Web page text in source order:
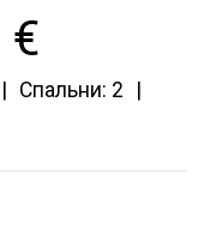
€
Спальни: 2